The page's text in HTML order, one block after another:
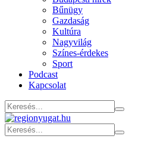
Bűnügy
Gazdaság
Kultúra
Nagyvilág
Színes-érdekes
Sport
Podcast
Kapcsolat